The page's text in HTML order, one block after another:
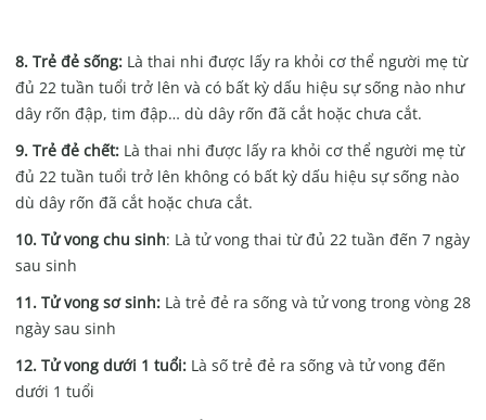
8. Trẻ đẻ sống:Là thai nhi được lấy ra khỏi cơ thể người mẹ từ
đủ 22 tuần tuổi trở lên và có bất kỳ dấu hiệu sự sống nào như
dây rốn đập, tim đập… dù dây rốn đã cắt hoặc chưa cắt.
9. Trẻ đẻ chết:Là thai nhi được lấy ra khỏi cơ thể người mẹ từ
đủ 22 tuần tuổi trở lên không có bất kỳ dấu hiệu sự sống nào
dù dây rốn đã cắt hoặc chưa cắt.
10. Tử vong chu sinh: Là tử vong thai từ đủ 22 tuần đến 7 ngày
sau sinh
11. Tử vong sơ sinh:Là trẻ đẻ ra sống và tử vong trong vòng 28
ngày sau sinh
12. Tử vong dưới 1 tuổi:Là số trẻ đẻ ra sống và tử vong đến
dưới 1 tuổi